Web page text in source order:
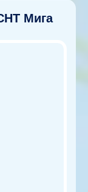
Мига